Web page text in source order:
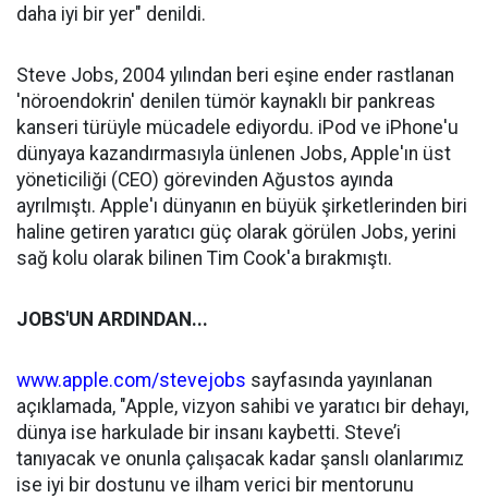
daha iyi bir yer" denildi.
Steve Jobs, 2004 yılından beri eşine ender rastlanan
'nöroendokrin' denilen tümör kaynaklı bir pankreas
kanseri türüyle mücadele ediyordu. iPod ve iPhone'u
dünyaya kazandırmasıyla ünlenen Jobs, Apple'ın üst
yöneticiliği (CEO) görevinden Ağustos ayında
ayrılmıştı. Apple'ı dünyanın en büyük şirketlerinden biri
haline getiren yaratıcı güç olarak görülen Jobs, yerini
sağ kolu olarak bilinen Tim Cook'a bırakmıştı.
JOBS'UN ARDINDAN...
www.apple.com/stevejobs sayfasında yayınlanan
açıklamada, "Apple, vizyon sahibi ve yaratıcı bir dehayı,
dünya ise harkulade bir insanı kaybetti. Steve’i
tanıyacak ve onunla çalışacak kadar şanslı olanlarımız
ise iyi bir dostunu ve ilham verici bir mentorunu